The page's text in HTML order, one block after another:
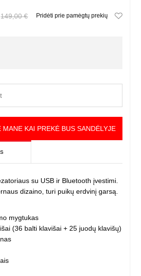
149,00 € Pridėti prie pamėgtų prekių
KAI PREKĖ BUS SANDĖLYJE
su USB ir Bluetooth įvestimi.
dizaino, turi puikų erdvinį garsą.
mygtukas
(36 balti klavišai + 25 juodų klavišų)